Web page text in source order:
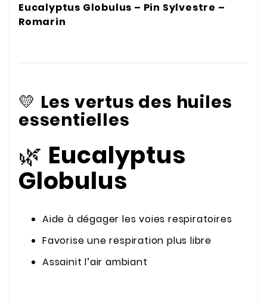
Eucalyptus Globulus – Pin Sylvestre –
Romarin
💛 Les vertus des huiles
essentielles
🌿 Eucalyptus
Globulus
Aide à dégager les voies respiratoires
Favorise une respiration plus libre
Assainit l’air ambiant